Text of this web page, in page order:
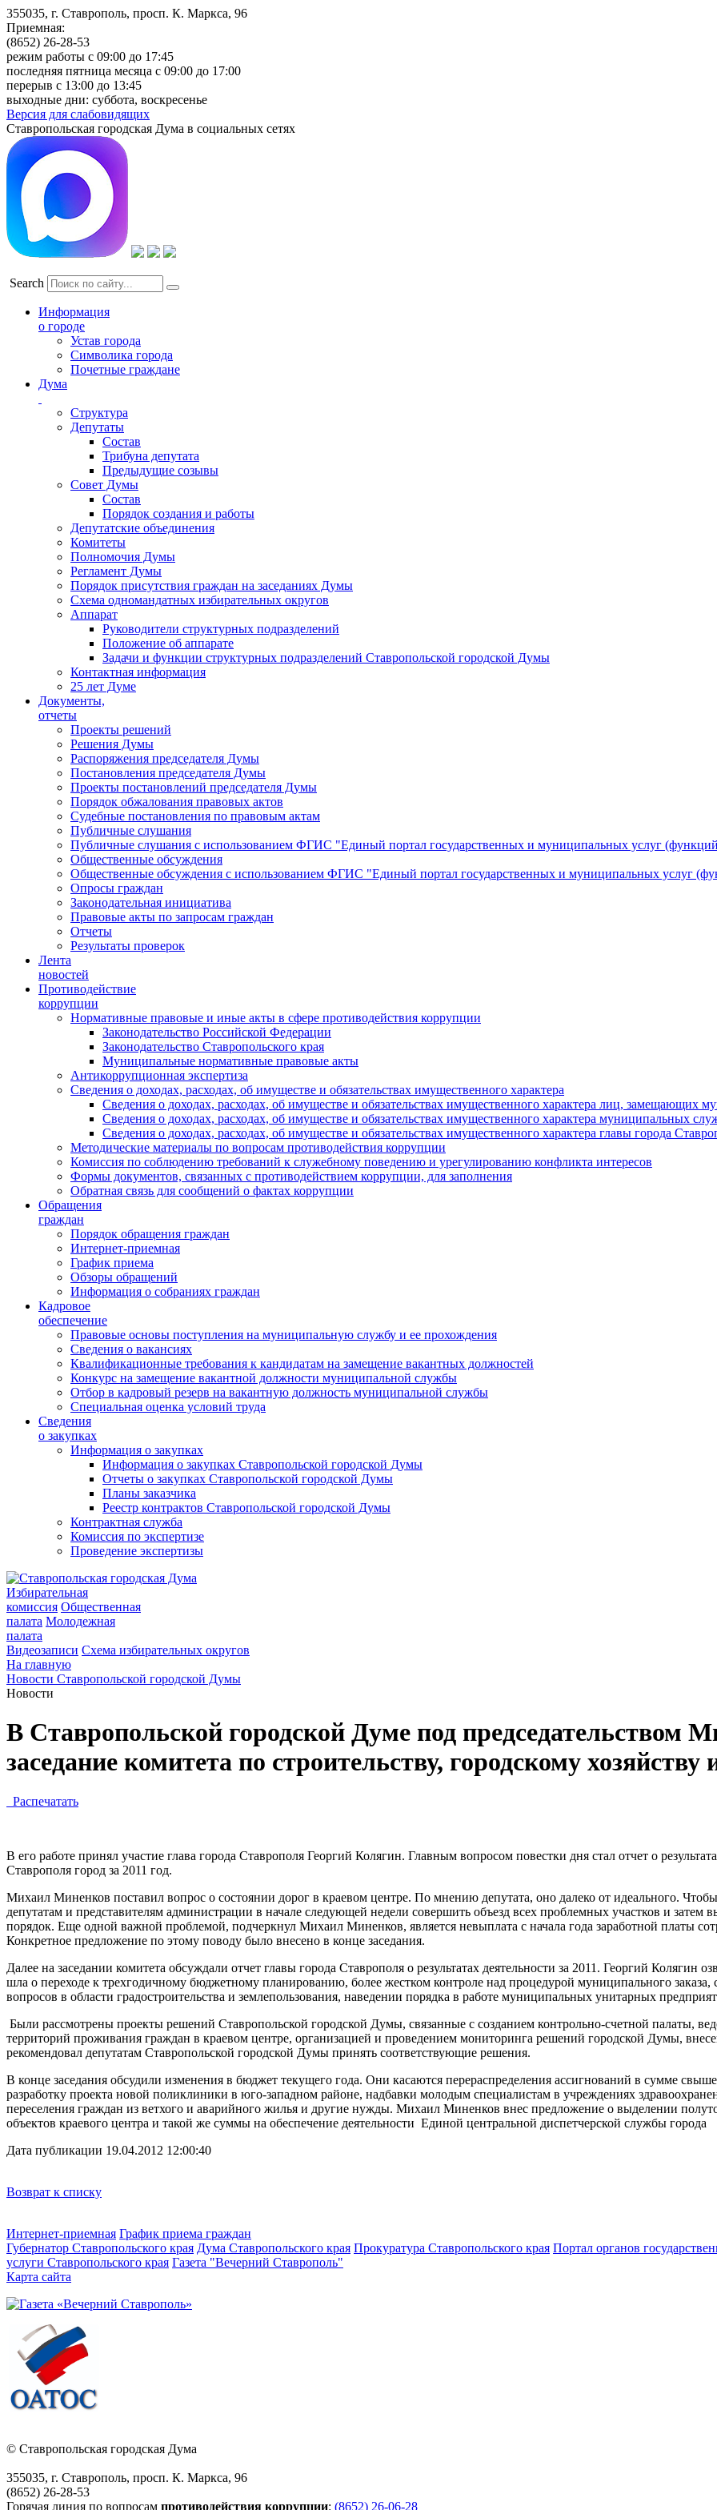
355035, г. Ставрополь, просп. К. Маркса, 96
Приемная:
(8652) 26-28-53
режим работы с 09:00 до 17:45
последняя пятница месяца с 09:00 до 17:00
перерыв с 13:00 до 13:45
выходные дни: суббота, воскресенье
Версия для слабовидящих
Ставропольская городская Дума в социальных сетях
Search
Информация
о городе
Устав города
Символика города
Почетные граждане
Дума
Структура
Депутаты
Состав
Трибуна депутата
Предыдущие созывы
Совет Думы
Состав
Порядок создания и работы
Депутатские объединения
Комитеты
Полномочия Думы
Регламент Думы
Порядок присутствия граждан на заседаниях Думы
Схема одномандатных избирательных округов
Аппарат
Руководители структурных подразделений
Положение об аппарате
Задачи и функции структурных подразделений Ставропольской городской Думы
Контактная информация
25 лет Думе
Документы,
отчеты
Проекты решений
Решения Думы
Распоряжения председателя Думы
Постановления председателя Думы
Проекты постановлений председателя Думы
Порядок обжалования правовых актов
Судебные постановления по правовым актам
Публичные слушания
Публичные слушания с использованием ФГИС "Единый портал государственных и муниципальных услуг
Общественные обсуждения
Общественные обсуждения с использованием ФГИС "Единый портал государственных и муниципальных услуг
Опросы граждан
Законодательная инициатива
Правовые акты по запросам граждан
Отчеты
Результаты проверок
Лента
новостей
Противодействие
коррупции
Нормативные правовые и иные акты в сфере противодействия коррупции
Законодательство Российской Федерации
Законодательство Ставропольского края
Муниципальные нормативные правовые акты
Антикоррупционная экспертиза
Сведения о доходах, расходах, об имуществе и обязательствах имущественного характера
Сведения о доходах, расходах, об имуществе и обязательствах имущественного характера лиц,
Сведения о доходах, расходах, об имуществе и обязательствах имущественного характера муниципальных
Сведения о доходах, расходах, об имуществе и обязательствах имущественного характера главы города
Методические материалы по вопросам противодействия коррупции
Комиссия по соблюдению требований к служебному поведению и урегулированию конфликта интересов
Формы документов, связанных с противодействием коррупции, для заполнения
Обратная связь для сообщений о фактах коррупции
Обращения
граждан
Порядок обращения граждан
Интернет-приемная
График приема
Обзоры обращений
Информация о собраниях граждан
Кадровое
обеспечение
Правовые основы поступления на муниципальную службу и ее прохождения
Сведения о вакансиях
Квалификационные требования к кандидатам на замещение вакантных должностей
Конкурс на замещение вакантной должности муниципальной службы
Отбор в кадровый резерв на вакантную должность муниципальной службы
Специальная оценка условий труда
Сведения
о закупках
Информация о закупках
Информация о закупках Ставропольской городской Думы
Отчеты о закупках Ставропольской городской Думы
Планы заказчика
Реестр контрактов Ставропольской городской Думы
Контрактная служба
Комиссия по экспертизе
Проведение экспертизы
Избирательная
комиссия Общественная
палата Молодежная
палата
Видеозаписи Схема избирательных округов
На главную
Новости Ставропольской городской Думы
Новости
В Ставропольской городской Думе под председательством
заседание комитета по строительству, городскому хозяйству
Распечатать
В его работе принял участие глава города Ставрополя Георгий Колягин. Главным вопросом повестки дня стал отчет о
Ставрополя город за 2011 год.
Михаил Миненков поставил вопрос о состоянии дорог в краевом центре. По мнению депутата, оно далеко от идеального.
депутатам и представителям администрации в начале следующей недели совершить объезд всех проблемных участков и затем
порядок. Еще одной важной проблемой, подчеркнул Михаил Миненков, является невыплата с начала года заработной платы
Конкретное предложение по этому поводу было внесено в конце заседания.
Далее на заседании комитета обсуждали отчет главы города Ставрополя о результатах деятельности за 2011. Георгий Колягин
шла о переходе к трехгодичному бюджетному планированию, более жестком контроле над процедурой муниципального
вопросов в области градостроительства и землепользования, наведении порядка в работе муниципальных унитарных
Были рассмотрены проекты решений Ставропольской городской Думы, связанные с созданием контрольно-счетной палаты,
территорий проживания граждан в краевом центре, организацией и проведением мониторинга решений городской Думы,
рекомендовал депутатам Ставропольской городской Думы принять соответствующие решения.
В конце заседания обсудили изменения в бюджет текущего года. Они касаются перераспределения ассигнований в сумме
разработку проекта новой поликлиники в юго-западном районе, надбавки молодым специалистам в учреждениях
переселения граждан из ветхого и аварийного жилья и другие нужды. Михаил Миненков внес предложение о выделении
объектов краевого центра и такой же суммы на обеспечение деятельности Единой центральной диспетчерской службы города
Дата публикации 19.04.2012 12:00:40
Возврат к списку
Интернет-приемная График приема граждан
Губернатор Ставропольского края Дума Ставропольского края Прокуратура Ставропольского края Портал органов
услуги Ставропольского края Газета "Вечерний Ставрополь"
Карта сайта
© Ставропольская городская Дума
355035, г. Ставрополь, просп. К. Маркса, 96
(8652) 26-28-53
Горячая линия по вопросам противодействия коррупции: (8652) 26-06-28